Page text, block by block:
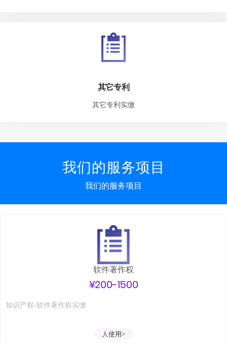
其它专利
其它专利实缴
我们的服务项目
我们的服务项目
软件著作权
¥200-1500
知识产权-软件著作权实缴
人使用>